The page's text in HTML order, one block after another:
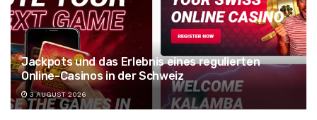
Jackpots und das Erlebnis eines regulierten
Online-Casinos in der Schweiz
3 AUGUST 2026